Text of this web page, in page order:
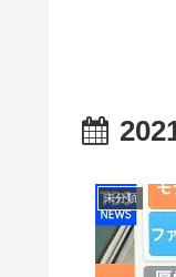
未分類